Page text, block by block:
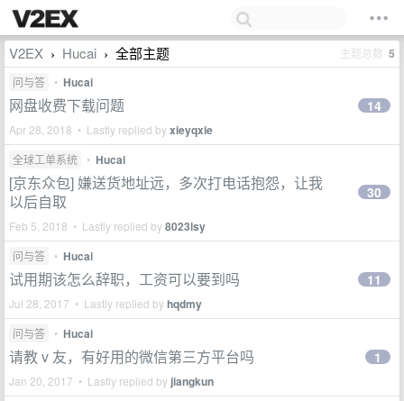
V2EX › Hucai › 全部主题 主题总数 5
问与答 • Hucai
网盘收费下载问题
Apr 28, 2018 • Lastly replied byxieyqxie
14
全球工单系统 • Hucai
[京东众包] 嫌送货地址远，多次打电话抱怨，让我
以后自取
Feb 5, 2018 • Lastly replied by8023lsy
30
问与答 • Hucai
试用期该怎么辞职，工资可以要到吗
Jul 28, 2017 • Lastly replied byhqdmy
11
问与答 • Hucai
请教 v 友，有好用的微信第三方平台吗
Jan 20, 2017 • Lastly replied by jiangkun
1